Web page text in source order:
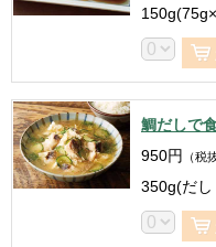
鯛だしで
950円 （税
350g(だ